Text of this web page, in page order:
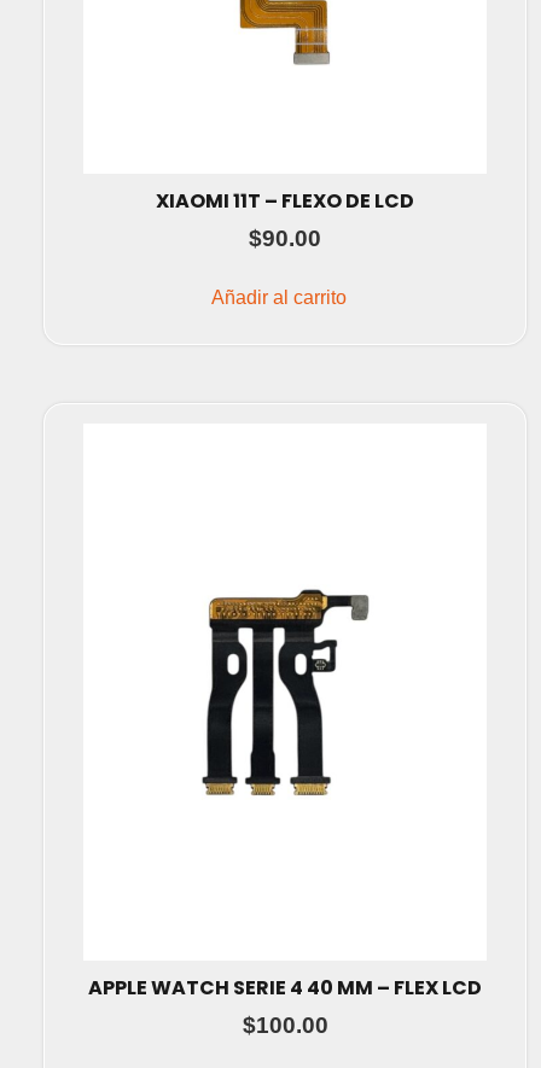
XIAOMI 11T – FLEXO DE LCD
$90.00
Añadir al carrito
APPLE WATCH SERIE 4 40 MM – FLEX LCD
$100.00